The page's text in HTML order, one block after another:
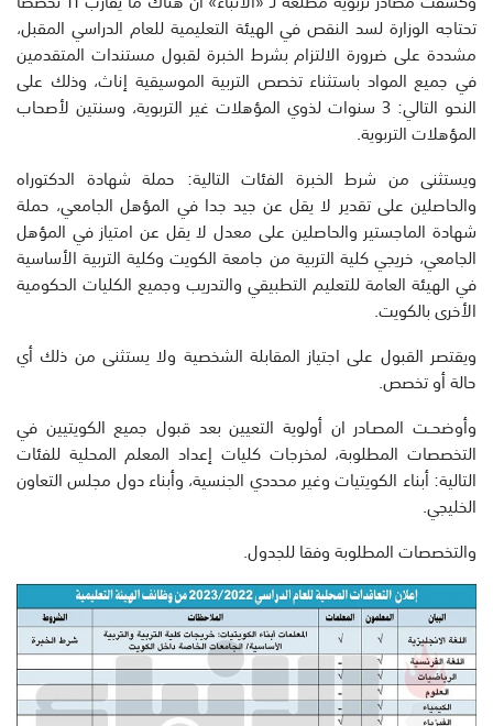
تحتاجه الوزارة لسد النقص في الهيئة التعليمية للعام الدراسي المقبل،
مشددة على ضرورة الالتزام بشرط الخبرة لقبول مستندات المتقدمين
في جميع المواد باستثناء تخصص التربية الموسيقية إناث، وذلك على
النحو التالي: 3 سنوات لذوي المؤهلات غير التربوية، وسنتين لأصحاب
المؤهلات التربوية.
ويستثنى من شرط الخبرة الفئات التالية: حملة شهادة الدكتوراه
والحاصلين على تقدير لا يقل عن جيد جدا في المؤهل الجامعي، حملة
شهادة الماجستير والحاصلين على معدل لا يقل عن امتياز في المؤهل
الجامعي، خريجي كلية التربية من جامعة الكويت وكلية التربية الأساسية
في الهيئة العامة للتعليم التطبيقي والتدريب وجميع الكليات الحكومية
الأخرى بالكويت.
ويقتصر القبول على اجتياز المقابلة الشخصية ولا يستثنى من ذلك أي
حالة أو تخصص.
وأوضحــت المصـادر ان أولوية التعيين بعد قبول جميع الكويتيين في
التخصصات المطلوبة، لمخرجات كليات إعداد المعلم المحلية للفئات
التالية: أبناء الكويتيات وغير محددي الجنسية، وأبناء دول مجلس التعاون
الخليجي.
والتخصصات المطلوبة وفقا للجدول.